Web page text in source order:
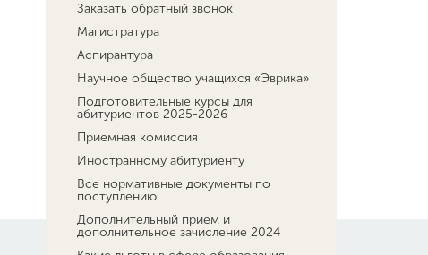
Заказать обратный звонок
Магистратура
Аспирантура
Научное общество учащихся «Эврика»
Подготовительные курсы для
абитуриентов 2025-2026
Приемная комиссия
Иностранному абитуриенту
Все нормативные документы по
поступлению
Дополнительный прием и
дополнительное зачисление 2024